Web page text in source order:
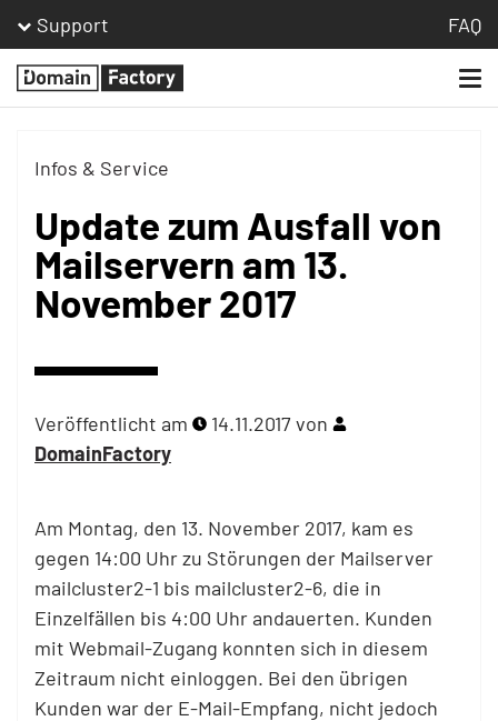
Support FAQ
Homepage
Infos & Service
Update zum Ausfall von
Mailservern am 13.
November 2017
Veröffentlicht am 14.11.2017von
DomainFactory
Am Montag, den 13. November 2017, kam es
gegen 14:00 Uhr zu Störungen der Mailserver
mailcluster2-1 bis mailcluster2-6, die in
Einzelfällen bis 4:00 Uhr andauerten. Kunden
mit Webmail-Zugang konnten sich in diesem
Zeitraum nicht einloggen. Bei den übrigen
Kunden war der E-Mail-Empfang, nicht jedoch